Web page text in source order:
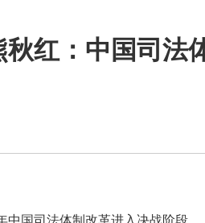
秋红：中国司法
中国司法体制改革进入决战阶段